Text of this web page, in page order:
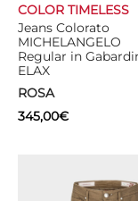
Jeans Colorato
MICHELANGELO
Regular in
ELAX
ROSA
COLOR TIMELESS
345,00€